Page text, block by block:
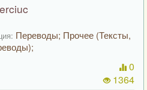
Переводы; Прочее (Тексты,
0
1364